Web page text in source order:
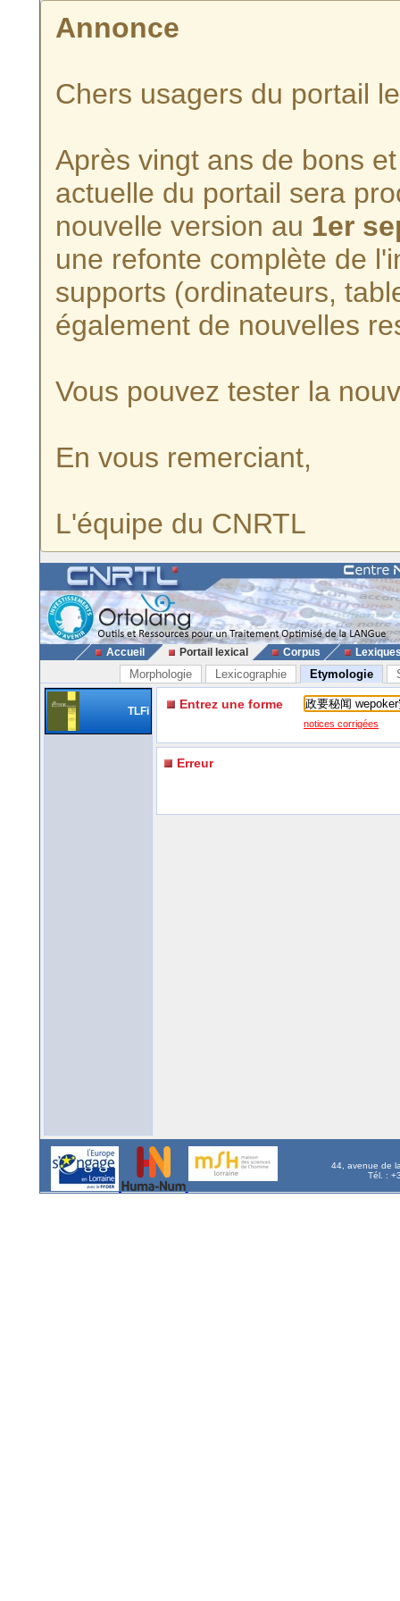
Annonce
Chers usagers du portail
Après vingt ans de bons
actuelle du portail sera
nouvelle version au 1er
une refonte complète de
supports (ordinateurs,
également de nouvelles
Vous pouvez tester la
En vous remerciant,
L'équipe du CNRTL
Accueil Portail lexical Corpus
Morphologie Lexicographie Etymologie
TLFi Entrez une forme
notices corrigées
Erreur
44, avenue de
Tél. :